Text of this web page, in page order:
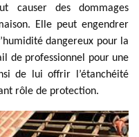
des dommages
Elle peut engendrer
dangereux pour la
de professionnel pour une
de lui offrir l’étanchéité
rôle de protection.